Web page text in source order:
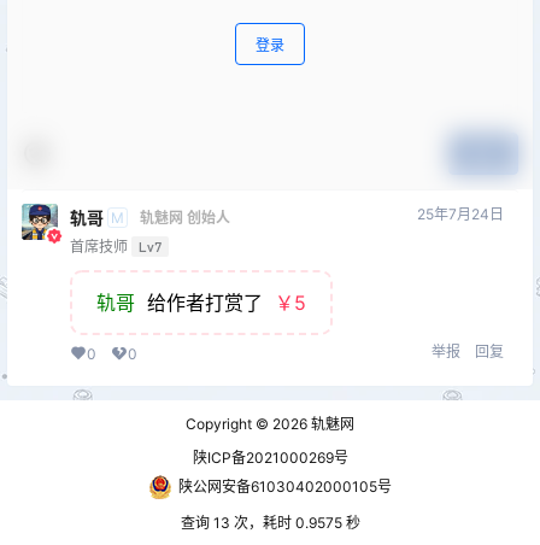
登录
轨哥 M
轨魅网 创始人
首席技师 Lv7
25年7月24日
轨哥 给作者打赏了 ￥5
0 0 举报 回复
Copyright © 2026 轨魅网
陕ICP备2021000269号
陕公网安备61030402000105号
查询 13 次，耗时 0.9575 秒